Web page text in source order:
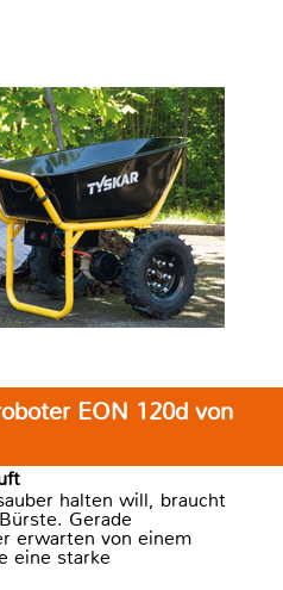
EON 120d von
halten will, braucht
Gerade
erwarten von einem
eine starke